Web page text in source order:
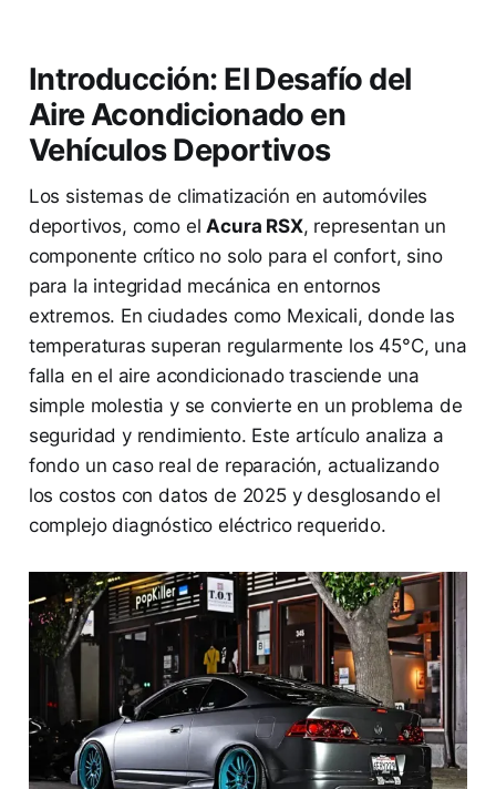
Introducción: El Desafío del
Aire Acondicionado en
Vehículos Deportivos
Los sistemas de climatización en automóviles
deportivos, como elAcura RSX, representan un
componente crítico no solo para el confort, sino
para la integridad mecánica en entornos
extremos. En ciudades como Mexicali, donde las
temperaturas superan regularmente los 45°C, una
falla en el aire acondicionado trasciende una
simple molestia y se convierte en un problema de
seguridad y rendimiento. Este artículo analiza a
fondo un caso real de reparación, actualizando
los costos con datos de 2025 y desglosando el
complejo diagnóstico eléctrico requerido.